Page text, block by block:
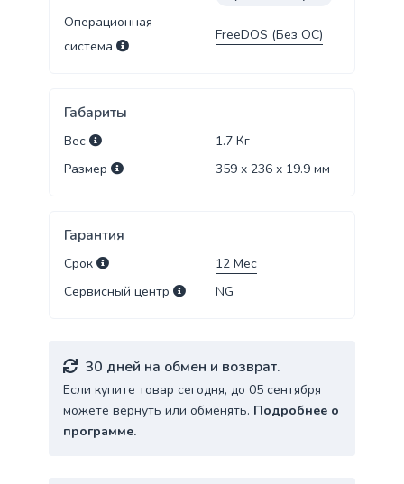
Операционная
система
FreeDOS (Без ОС)
Габариты
Вес 1.7 Кг
Размер
359 x 236 x 19.9 мм
Гарантия
Срок 12 Мес
Сервисный центр
NG
30 дней на обмен и возврат.
Если купите товар сегодня, до 05 сентября
можете вернуть или обменять. Подробнее о
программе.